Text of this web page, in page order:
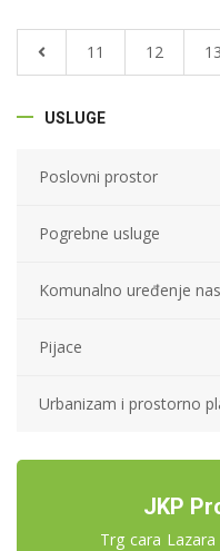
11 12 13
USLUGE
Poslovni prostor
Pogrebne usluge
Komunalno uređenje
Pijace
Urbanizam i prostorno
JKP
Trg cara